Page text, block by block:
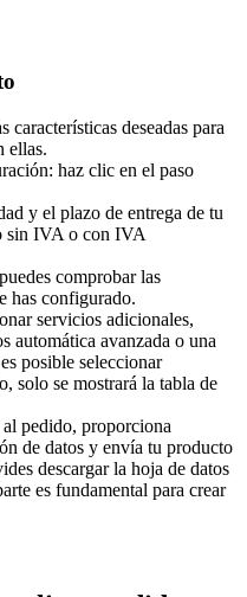
características deseadas para
ellas.
haz clic en el paso
y el plazo de entrega de tu
sin IVA o con IVA
comprobar las
has configurado.
servicios adicionales,
automática avanzada o una
posible seleccionar
solo se mostrará la tabla de
pedido, proporciona
de datos y envía tu producto
descargar la hoja de datos
es fundamental para crear